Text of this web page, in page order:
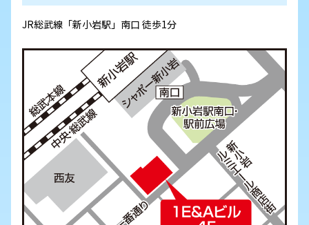
JR総武線「新小岩駅」南口 徒歩1分